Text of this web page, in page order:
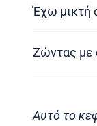
Έχω μικτή
Ζώντας με
Αυτό το